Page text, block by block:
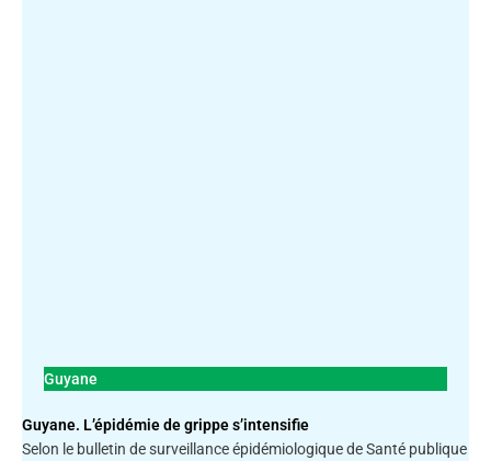
Guyane
Guyane. L’épidémie de grippe s’intensifie
Selon le bulletin de surveillance épidémiologique de Santé publique